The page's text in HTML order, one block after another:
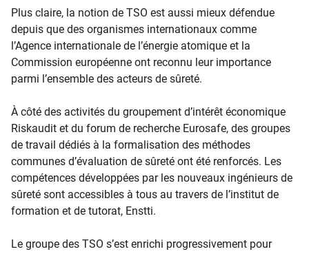
Plus claire, la notion de TSO est aussi mieux défendue
depuis que des organismes internationaux comme
l’Agence internationale de l’énergie atomique et la
Commission européenne ont reconnu leur importance
parmi l’ensemble des acteurs de sûreté.
À côté des activités du groupement d’intérêt économique
Riskaudit et du forum de recherche Eurosafe, des groupes
de travail dédiés à la formalisation des méthodes
communes d’évaluation de sûreté ont été renforcés. Les
compétences développées par les nouveaux ingénieurs de
sûreté sont accessibles à tous au travers de l’institut de
formation et de tutorat, Enstti.
Le groupe des TSO s’est enrichi progressivement pour